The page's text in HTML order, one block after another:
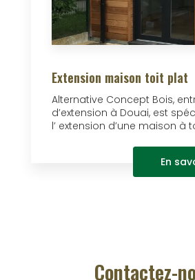
Extension maison toit plat
Alternative Concept Bois,
d’extension à Douai, est
l’ extension d’une maison à
En
Contactez-